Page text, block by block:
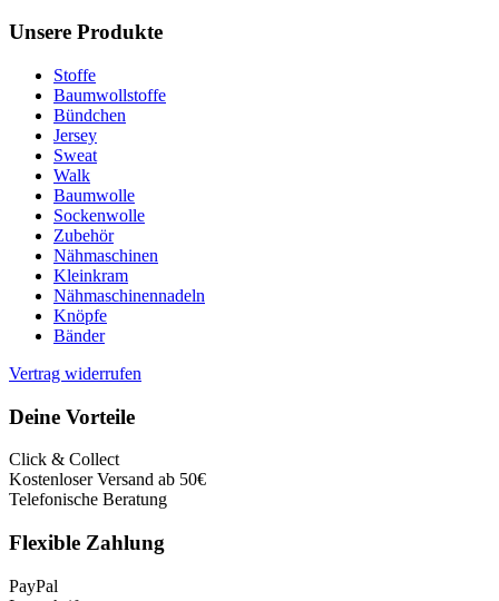
Unsere Produkte
Stoffe
Baumwollstoffe
Bündchen
Jersey
Sweat
Walk
Baumwolle
Sockenwolle
Zubehör
Nähmaschinen
Kleinkram
Nähmaschinennadeln
Knöpfe
Bänder
Vertrag widerrufen
Deine Vorteile
Click & Collect
Kostenloser Versand ab 50€
Telefonische Beratung
Flexible Zahlung
PayPal